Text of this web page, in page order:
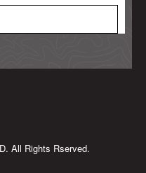
All Rights Rserved.